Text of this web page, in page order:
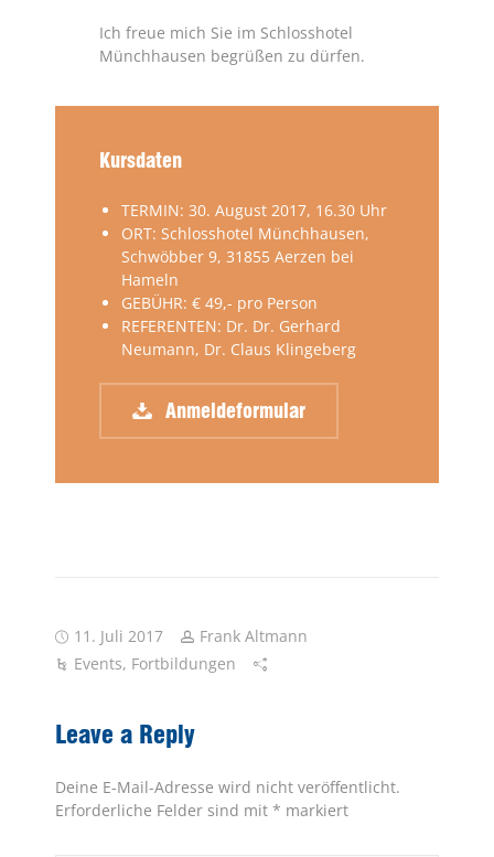
Ich freue mich Sie im Schlosshotel
Münchhausen begrüßen zu dürfen.
Kursdaten
TERMIN: 30. August 2017, 16.30 Uhr
ORT: Schlosshotel Münchhausen,
Schwöbber 9, 31855 Aerzen bei
Hameln
GEBÜHR: € 49,- pro Person
REFERENTEN: Dr. Dr. Gerhard
Neumann, Dr. Claus Klingeberg
Anmeldeformular
11. Juli 2017
Frank Altmann
Events, Fortbildungen
Leave a Reply
Deine E-Mail-Adresse wird nicht veröffentlicht.
Erforderliche Felder sind mit * markiert